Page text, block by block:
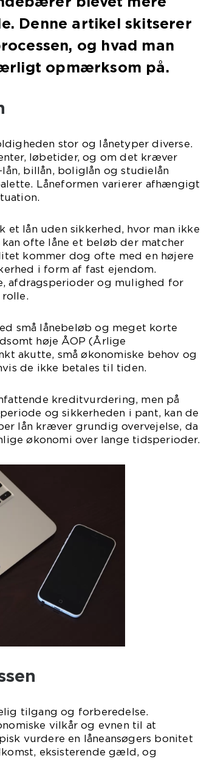
Denne artikel skitserer
og hvad man
opmærksom på.
stor og lånetyper diverse.
løbetider, og om det kræver
billån, boliglån og studielån
Låneformen varierer afhængigt
lån uden sikkerhed, hvor man ikke
ofte låne et beløb der matcher
kommer dog ofte med en højere
i form af fast ejendom.
afdragsperioder og mulighed for
rolle.
små lånebeløb og meget korte
høje ÅOP (Årlige
akutte, små økonomiske behov og
de ikke betales til tiden.
kreditvurdering, men på
og sikkerheden i pant, kan de
lån kræver grundig overvejelse, da
økonomi over lange tidsperioder.
tilgang og forberedelse.
vilkår og evnen til at
vurdere en låneansøgers bonitet
eksisterende gæld, og